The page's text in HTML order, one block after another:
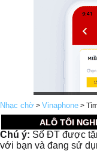
Nhạc chờ > Vinaphone >
ALÔ TÔI
Chú ý: Số ĐT được
với bạn và đang sử